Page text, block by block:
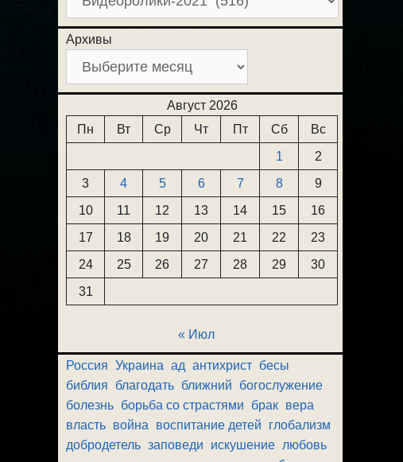
Архивы
Август 2026
Пн
Вт Ср Чт Пт Сб
Вс
1
2
3
4 5 6 7 8
9
10
11 12 13 14 15
16
17
18 19 20 21 22
23
24
25 26 27 28 29
30
31
« Июл
Россия Украина ад антихрист бесы
библия
благодать ближний
богослужение
болезнь борьба со страстями брак вера
власть война воспитание детей
глобализм
добродетель заповеди искушение любовь